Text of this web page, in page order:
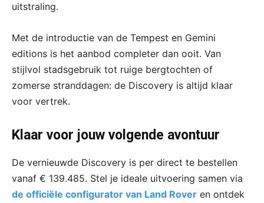
uitstraling.
Met de introductie van de Tempest en Gemini
editions is het aanbod completer dan ooit. Van
stijlvol stadsgebruik tot ruige bergtochten of
zomerse stranddagen: de Discovery is altijd klaar
voor vertrek.
Klaar voor jouw volgende avontuur
De vernieuwde Discovery is per direct te bestellen
vanaf € 139.485. Stel je ideale uitvoering samen via
de officiële configurator van Land Rover en ontdek